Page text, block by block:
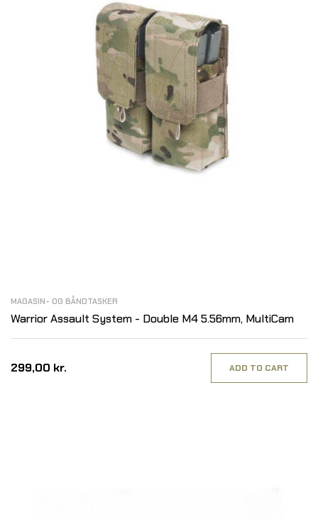
MAGASIN- OG BÅNDTASKER
Warrior Assault System - Double M4 5.56mm, MultiCam
299,00 kr. ADD TO CART